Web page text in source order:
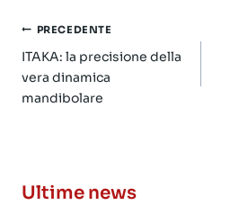
Navigazione
articoli
PRECEDENTE
ITAKA: la precisione della
vera dinamica
mandibolare
Ultime news